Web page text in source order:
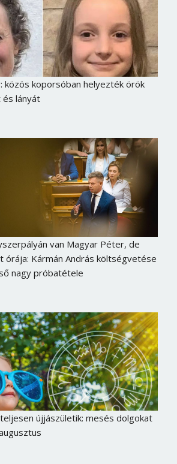
közös koporsóban helyezték örök
és lányát
van Magyar Péter, de
órája: Kármán András költségvetése
nagy próbatétele
újjászületik: mesés dolgokat